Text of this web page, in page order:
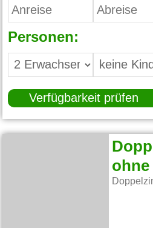
Personen:
Verfügbarkeit prüfen
ohne